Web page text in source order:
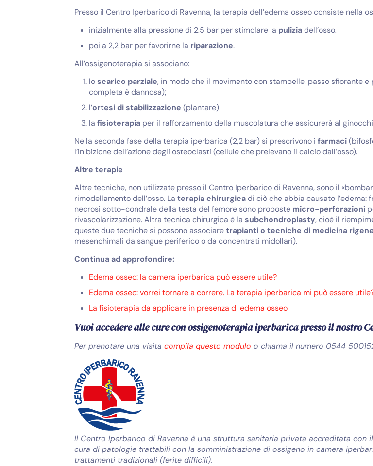
Presso il Centro Iperbarico di Ravenna, la terapia dell’edema osseo consiste nella
inizialmente alla pressione di 2,5 bar per stimolare la puliziadell’osso,
poi a 2,2 bar per favorirne la riparazione.
All’ossigenoterapia si associano:
loscarico parziale, in modo che il movimento con stampelle, passo sfiorante
completa è dannosa);
l’ortesi di stabilizzazione (plantare)
la fisioterapiaper il rafforzamento della muscolatura che assicurerà al
Nella seconda fase della terapia iperbarica (2,2 bar) si prescrivono i farmaci
l’inibizione dell’azione degli osteoclasti (cellule che prelevano il calcio dall’osso).
Altre terapie
Altre tecniche, non utilizzate presso il Centro Iperbarico di Ravenna, sono il
rimodellamento dell’osso. La terapia chirurgicadi ciò che abbia causato l’edema:
necrosi sotto-condrale della testa del femore sono proposte micro-perforazioni
rivascolarizzazione. Altra tecnica chirurgica è la subchondroplasty, cioè il
queste due tecniche si possono associaretrapianti o tecniche di medicina
mesenchimali da sangue periferico o da concentrati midollari).
Continua ad approfondire:
Edema osseo: la camera iperbarica può essere utile?
Edema osseo: vorrei tornare a correre. La terapia iperbarica mi può essere
La fisioterapia da applicare in presenza di edema osseo
Vuoi accedere alle cure con ossigenoterapia iperbarica presso il nostro
Per prenotare una visita compila questo modulo o chiama il numero 0544
Il Centro Iperbarico di Ravenna è una struttura sanitaria privata accreditata con
cura di patologie trattabili con la somministrazione di ossigeno in camera
trattamenti tradizionali (ferite difficili).